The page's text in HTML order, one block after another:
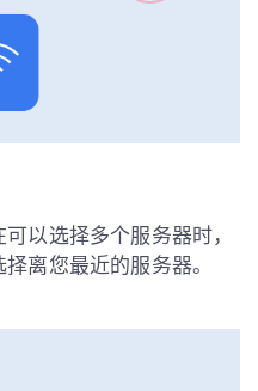
可以选择多个服务器时，
离您最近的服务器。